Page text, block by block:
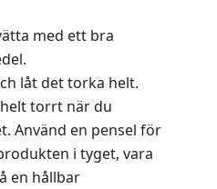
med ett bra
låt det torka helt.
torrt när du
Använd en pensel för
i tyget, vara
en hållbar